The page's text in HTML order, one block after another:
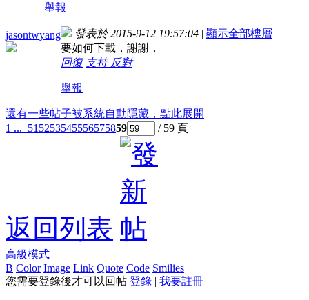
舉報
jasontwyang 發表於 2015-9-12 19:57:04 | 顯示全部樓層
要如何下載，謝謝．
回復 支持 反對
舉報
還有一些帖子被系統自動隱藏，點此展開
1 ... 51 5253545556575859 / 59 頁
返回列表
高級模式
B Color Image Link Quote Code Smilies
您需要登錄後才可以回帖 登錄 | 我要註冊